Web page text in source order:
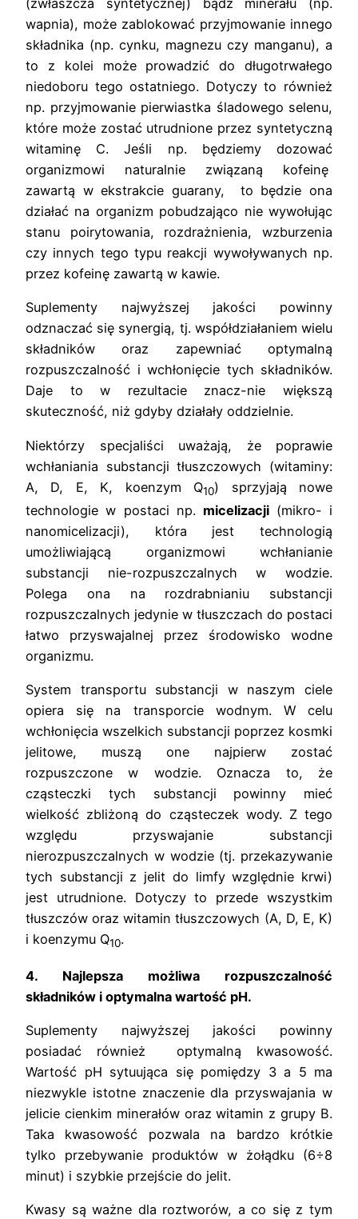
(zwłaszcza syntetycznej) bądź minerału (np.
wapnia), może zablokować przyjmowanie innego
składnika (np. cynku, magnezu czy manganu), a
to z kolei może prowadzić do długotrwałego
niedoboru tego ostatniego. Dotyczy to również
np. przyjmowanie pierwiastka śladowego selenu,
które może zostać utrudnione przez syntetyczną
witaminę C. Jeśli np. będziemy dozować
organizmowi naturalnie związaną kofeinę
zawartą w ekstrakcie guarany, to będzie ona
działać na organizm pobudzająco nie wywołując
stanu poirytowania, rozdrażnienia, wzburzenia
czy innych tego typu reakcji wywoływanych np.
przez kofeinę zawartą w kawie.
Suplementy najwyższej jakości powinny
odznaczać się synergią, tj. współdziałaniem wielu
składników oraz zapewniać optymalną
rozpuszczalność i wchłonięcie tych składników.
Daje to w rezultacie znacz-nie większą
skuteczność, niż gdyby działały oddzielnie.
Niektórzy specjaliści uważają, że poprawie
wchłaniania substancji tłuszczowych (witaminy:
A, D, E, K, koenzym Q10) sprzyjają nowe
technologie w postaci np. micelizacji (mikro- i
nanomicelizacji), która jest technologią
umożliwiającą organizmowi wchłanianie
substancji nie-rozpuszczalnych w wodzie.
Polega ona na rozdrabnianiu substancji
rozpuszczalnych jedynie w tłuszczach do postaci
łatwo przyswajalnej przez środowisko wodne
organizmu.
System transportu substancji w naszym ciele
opiera się na transporcie wodnym. W celu
wchłonięcia wszelkich substancji poprzez kosmki
jelitowe, muszą one najpierw zostać
rozpuszczone w wodzie. Oznacza to, że
cząsteczki tych substancji powinny mieć
wielkość zbliżoną do cząsteczek wody. Z tego
względu przyswajanie substancji
nierozpuszczalnych w wodzie (tj. przekazywanie
tych substancji z jelit do limfy względnie krwi)
jest utrudnione. Dotyczy to przede wszystkim
tłuszczów oraz witamin tłuszczowych (A, D, E, K)
i koenzymu Q10.
4. Najlepsza możliwa rozpuszczalność
składników i optymalna wartość pH.
Suplementy najwyższej jakości powinny
posiadać również optymalną kwasowość.
Wartość pH sytuująca się pomiędzy 3 a 5 ma
niezwykle istotne znaczenie dla przyswajania w
jelicie cienkim minerałów oraz witamin z grupy B.
Taka kwasowość pozwala na bardzo krótkie
tylko przebywanie produktów w żołądku (6÷8
minut) i szybkie przejście do jelit.
Kwasy są ważne dla roztworów, a co się z tym